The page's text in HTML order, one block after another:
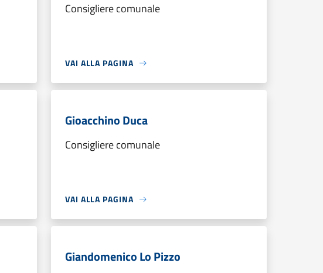
Consigliere comunale
VAI ALLA PAGINA
Gioacchino Duca
Consigliere comunale
VAI ALLA PAGINA
Giandomenico Lo Pizzo